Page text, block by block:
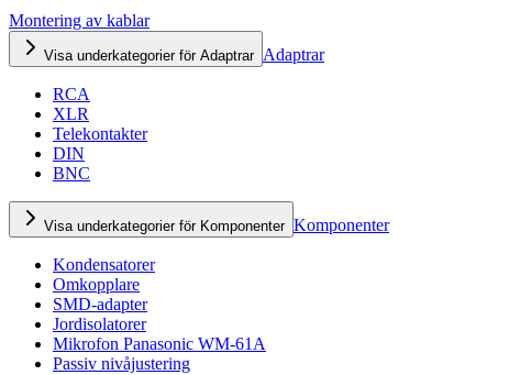
Montering av kablar
Visa underkategorier för Adaptrar Adaptrar
RCA
XLR
Telekontakter
DIN
BNC
Visa underkategorier för Komponenter Komponenter
Kondensatorer
Omkopplare
SMD-adapter
Jordisolatorer
Mikrofon Panasonic WM-61A
Passiv nivåjustering